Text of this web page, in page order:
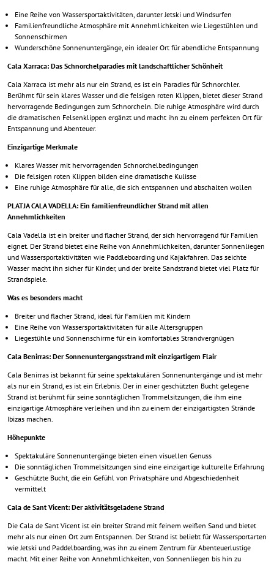
Eine Reihe von Wassersportaktivitäten, darunter Jetski und Windsurfen
Familienfreundliche Atmosphäre mit Annehmlichkeiten wie Liegestühlen und
Sonnenschirmen
Wunderschöne Sonnenuntergänge, ein idealer Ort für abendliche Entspannung
Cala Xarraca: Das Schnorchelparadies mit landschaftlicher Schönheit
Cala Xarraca ist mehr als nur ein Strand, es ist ein Paradies für Schnorchler.
Berühmt für sein klares Wasser und die felsigen roten Klippen, bietet dieser Strand
hervorragende Bedingungen zum Schnorcheln. Die ruhige Atmosphäre wird durch
die dramatischen Felsenklippen ergänzt und macht ihn zu einem perfekten Ort für
Entspannung und Abenteuer.
Einzigartige Merkmale
Klares Wasser mit hervorragenden Schnorchelbedingungen
Die felsigen roten Klippen bilden eine dramatische Kulisse
Eine ruhige Atmosphäre für alle, die sich entspannen und abschalten wollen
PLATJA CALA VADELLA: Ein familienfreundlicher Strand mit allen
Annehmlichkeiten
Cala Vadella ist ein breiter und flacher Strand, der sich hervorragend für Familien
eignet. Der Strand bietet eine Reihe von Annehmlichkeiten, darunter Sonnenliegen
und Wassersportaktivitäten wie Paddleboarding und Kajakfahren. Das seichte
Wasser macht ihn sicher für Kinder, und der breite Sandstrand bietet viel Platz für
Strandspiele.
Was es besonders macht
Breiter und flacher Strand, ideal für Familien mit Kindern
Eine Reihe von Wassersportaktivitäten für alle Altersgruppen
Liegestühle und Sonnenschirme für ein komfortables Strandvergnügen
Cala Benirras: Der Sonnenuntergangsstrand mit einzigartigem Flair
Cala Benirras ist bekannt für seine spektakulären Sonnenuntergänge und ist mehr
als nur ein Strand, es ist ein Erlebnis. Der in einer geschützten Bucht gelegene
Strand ist berühmt für seine sonntäglichen Trommelsitzungen, die ihm eine
einzigartige Atmosphäre verleihen und ihn zu einem der einzigartigsten Strände
Ibizas machen.
Höhepunkte
Spektakuläre Sonnenuntergänge bieten einen visuellen Genuss
Die sonntäglichen Trommelsitzungen sind eine einzigartige kulturelle Erfahrung
Geschützte Bucht, die ein Gefühl von Privatsphäre und Abgeschiedenheit
vermittelt
Cala de Sant Vicent: Der aktivitätsgeladene Strand
Die Cala de Sant Vicent ist ein breiter Strand mit feinem weißen Sand und bietet
mehr als nur einen Ort zum Entspannen. Der Strand ist beliebt für Wassersportarten
wie Jetski und Paddelboarding, was ihn zu einem Zentrum für Abenteuerlustige
macht. Mit einer Reihe von Annehmlichkeiten, von Sonnenliegen bis hin zu